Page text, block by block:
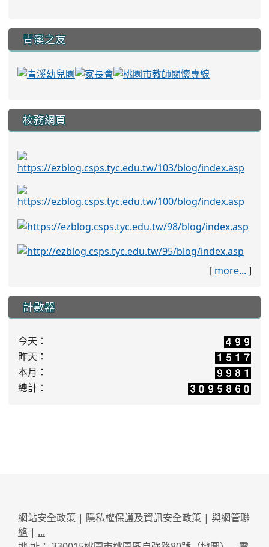
青溪之友
校務網頁
[ more... ]
計數器
今天：
昨天：
本月：
總計：
網站安全政策 | 隱私權保護及資訊安全政策 | 與網管聯
絡 | ...